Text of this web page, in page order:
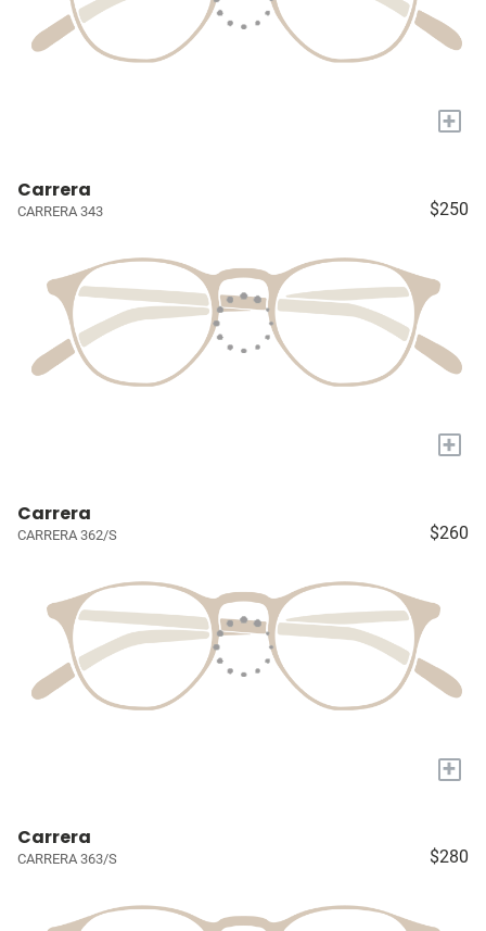
+
Carrera
CARRERA 343 $250
+
Carrera
CARRERA 362/S $260
+
Carrera
CARRERA 363/S $280